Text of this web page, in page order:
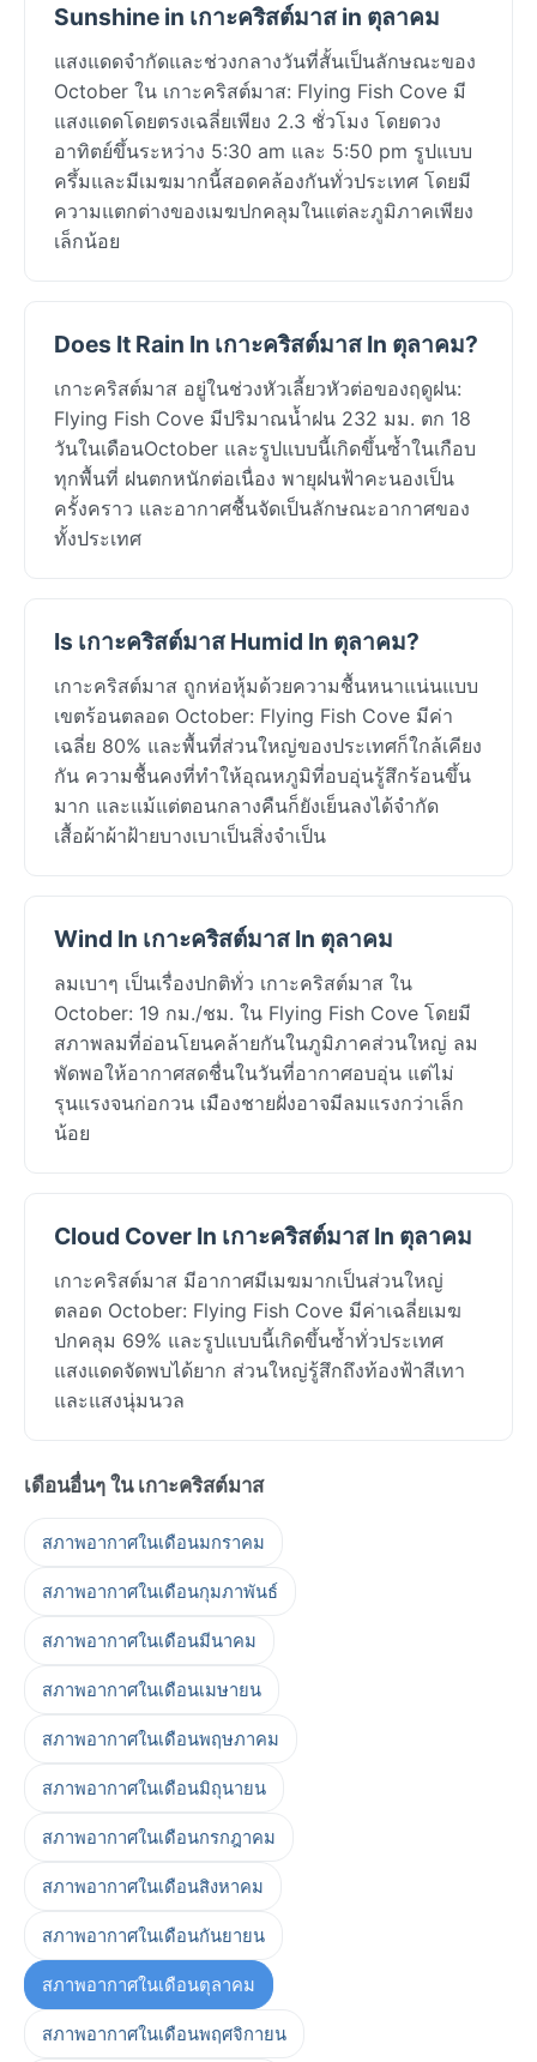
Sunshine in เกาะคริสต์มาส in ตุลาคม
แสงแดดจำกัดและช่วงกลางวันที่สั้นเป็นลักษณะของ
October ใน เกาะคริสต์มาส: Flying Fish Cove มี
แสงแดดโดยตรงเฉลี่ยเพียง 2.3 ชั่วโมง โดยดวง
อาทิตย์ขึ้นระหว่าง 5:30 am และ 5:50 pm รูปแบบ
ครึ้มและมีเมฆมากนี้สอดคล้องกันทั่วประเทศ โดยมี
ความแตกต่างของเมฆปกคลุมในแต่ละภูมิภาคเพียง
เล็กน้อย
Does It Rain In เกาะคริสต์มาส In ตุลาคม?
เกาะคริสต์มาส อยู่ในช่วงหัวเลี้ยวหัวต่อของฤดูฝน:
Flying Fish Cove มีปริมาณน้ำฝน 232 มม. ตก 18
วันในเดือนOctober และรูปแบบนี้เกิดขึ้นซ้ำในเกือบ
ทุกพื้นที่ ฝนตกหนักต่อเนื่อง พายุฝนฟ้าคะนองเป็น
ครั้งคราว และอากาศชื้นจัดเป็นลักษณะอากาศของ
ทั้งประเทศ
Is เกาะคริสต์มาส Humid In ตุลาคม?
เกาะคริสต์มาส ถูกห่อหุ้มด้วยความชื้นหนาแน่นแบบ
เขตร้อนตลอด October: Flying Fish Cove มีค่า
เฉลี่ย 80% และพื้นที่ส่วนใหญ่ของประเทศก็ใกล้เคียง
กัน ความชื้นคงที่ทำให้อุณหภูมิที่อบอุ่นรู้สึกร้อนขึ้น
มาก และแม้แต่ตอนกลางคืนก็ยังเย็นลงได้จำกัด
เสื้อผ้าผ้าฝ้ายบางเบาเป็นสิ่งจำเป็น
Wind In เกาะคริสต์มาส In ตุลาคม
ลมเบาๆ เป็นเรื่องปกติทั่ว เกาะคริสต์มาส ใน
October: 19 กม./ชม. ใน Flying Fish Cove โดยมี
สภาพลมที่อ่อนโยนคล้ายกันในภูมิภาคส่วนใหญ่ ลม
พัดพอให้อากาศสดชื่นในวันที่อากาศอบอุ่น แต่ไม่
รุนแรงจนก่อกวน เมืองชายฝั่งอาจมีลมแรงกว่าเล็ก
น้อย
Cloud Cover In เกาะคริสต์มาส In ตุลาคม
เกาะคริสต์มาส มีอากาศมีเมฆมากเป็นส่วนใหญ่
ตลอด October: Flying Fish Cove มีค่าเฉลี่ยเมฆ
ปกคลุม 69% และรูปแบบนี้เกิดขึ้นซ้ำทั่วประเทศ
แสงแดดจัดพบได้ยาก ส่วนใหญ่รู้สึกถึงท้องฟ้าสีเทา
และแสงนุ่มนวล
เดือนอื่นๆ ใน เกาะคริสต์มาส
สภาพอากาศในเดือนมกราคม
สภาพอากาศในเดือนกุมภาพันธ์
สภาพอากาศในเดือนมีนาคม
สภาพอากาศในเดือนเมษายน
สภาพอากาศในเดือนพฤษภาคม
สภาพอากาศในเดือนมิถุนายน
สภาพอากาศในเดือนกรกฎาคม
สภาพอากาศในเดือนสิงหาคม
สภาพอากาศในเดือนกันยายน
สภาพอากาศในเดือนตุลาคม
สภาพอากาศในเดือนพฤศจิกายน